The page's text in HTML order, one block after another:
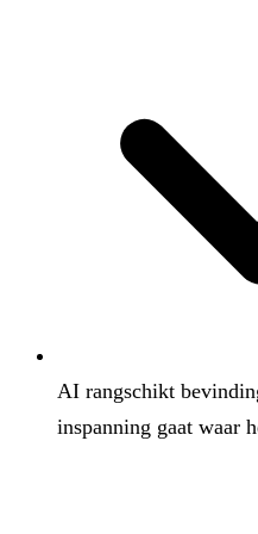
AI rangschikt
inspanning gaat waar